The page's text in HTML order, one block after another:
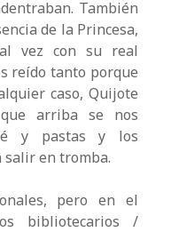
También
de la Princesa,
vez con su real
reído tanto porque
caso, Quijote
arriba se nos
y pastas y los
en tromba.
pero en el
bibliotecarios /